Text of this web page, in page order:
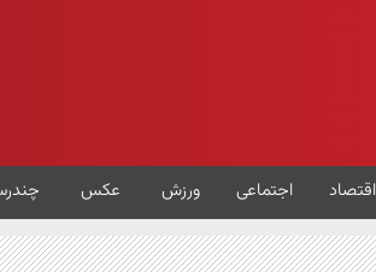
اقتصاد اجتماعی ورزش عکس